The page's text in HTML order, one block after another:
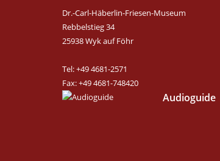
Dr.-Carl-Häberlin-Friesen-Museum
Rebbelstieg 34
25938 Wyk auf Föhr
Tel: +49 4681-2571
Fax: +49 4681-748420
Audioguide